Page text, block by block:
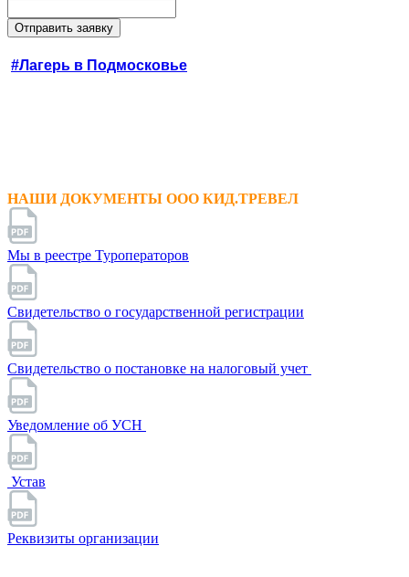
#Лагерь в Подмосковье
НАШИ ДОКУМЕНТЫ ООО КИД.ТРЕВЕЛ
Мы в реестре Туроператоров
Свидетельство о государственной регистрации
Свидетельство о постановке на налоговый учет
Уведомление об УСН
Устав
Реквизиты организации